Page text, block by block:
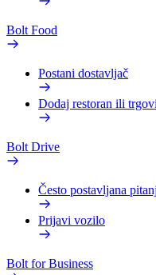
Bolt Food
Postani dostavljač
Dodaj restoran ili
Bolt Drive
Često postavljana
Prijavi vozilo
Bolt for Business